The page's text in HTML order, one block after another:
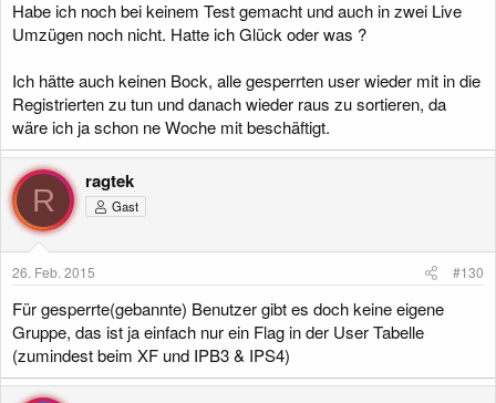
Habe ich noch bei keinem Test gemacht und auch in zwei Live
Umzügen noch nicht. Hatte ich Glück oder was ?
Ich hätte auch keinen Bock, alle gesperrten user wieder mit in die
Registrierten zu tun und danach wieder raus zu sortieren, da
wäre ich ja schon ne Woche mit beschäftigt.
R
ragtek
Gast
26. Feb. 2015 #130
Für gesperrte(gebannte) Benutzer gibt es doch keine eigene
Gruppe, das ist ja einfach nur ein Flag in der User Tabelle
(zumindest beim XF und IPB3 & IPS4)